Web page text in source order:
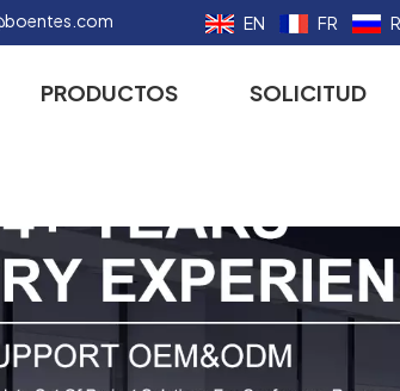
EN FR
PRODUCTOS SOLICITUD